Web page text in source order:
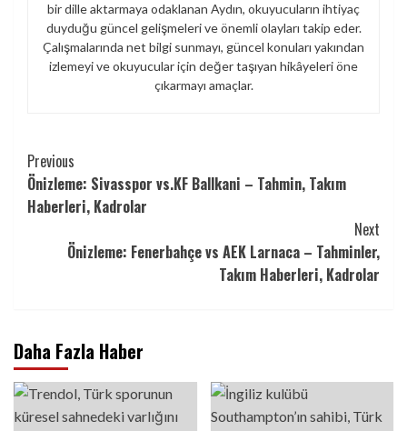
bir dille aktarmaya odaklanan Aydın, okuyucuların ihtiyaç
duyduğu güncel gelişmeleri ve önemli olayları takip eder.
Çalışmalarında net bilgi sunmayı, güncel konuları yakından
izlemeyi ve okuyucular için değer taşıyan hikâyeleri öne
çıkarmayı amaçlar.
Continue
Reading
Previous
Önizleme: Sivasspor vs.KF Ballkani – Tahmin, Takım
Haberleri, Kadrolar
Next
Önizleme: Fenerbahçe vs AEK Larnaca – Tahminler,
Takım Haberleri, Kadrolar
Daha Fazla Haber